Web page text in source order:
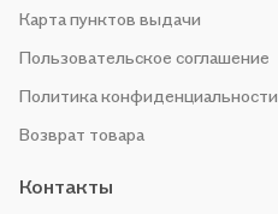
Карта пунктов выдачи
Пользовательское соглашение
Политика конфиденциальности
Возврат товара
Контакты